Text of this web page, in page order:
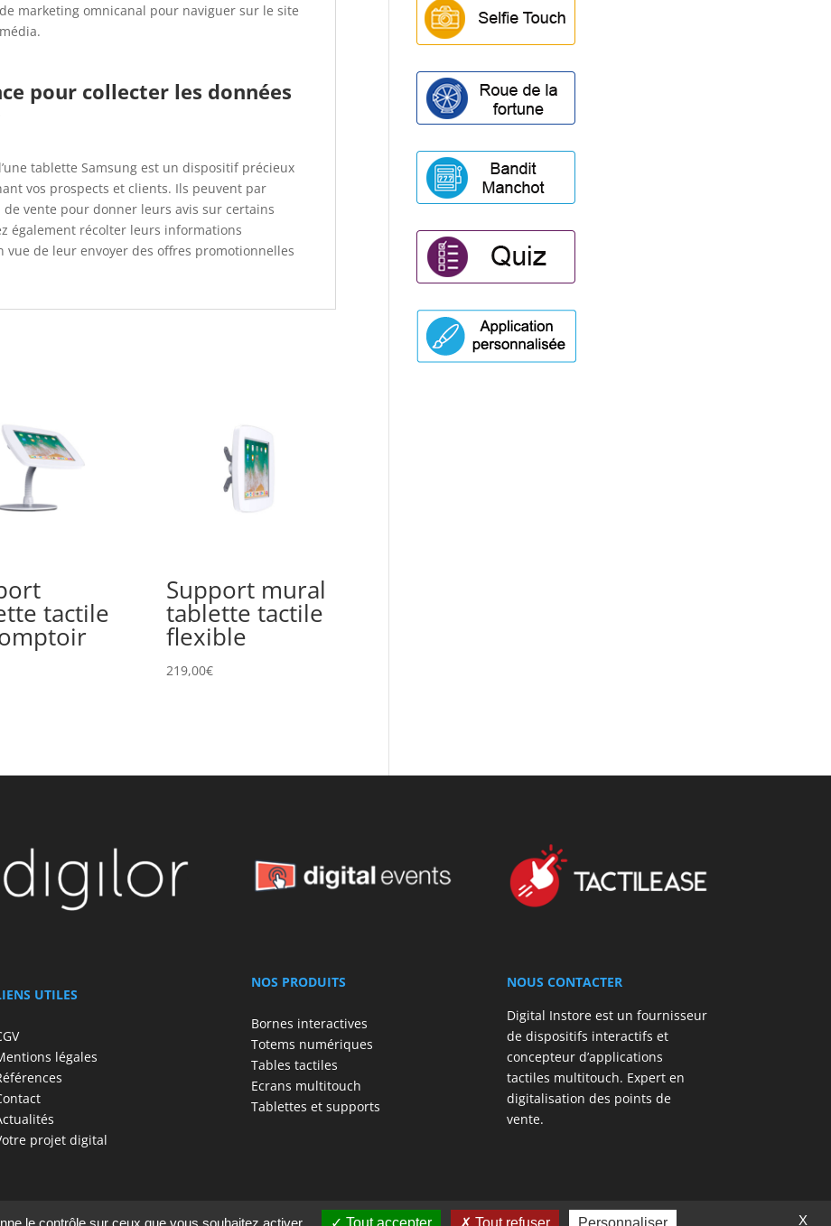
marketing omnicanal pour naviguer sur le site
pour collecter les données
tablette Samsung est un dispositif précieux
vos prospects et clients. Ils peuvent par
vente pour donner leurs avis sur certains
également récolter leurs informations
de leur envoyer des offres promotionnelles
tactile
Support mural
tablette tactile
flexible
219,00€
UTILES
légales
projet digital
NOS PRODUITS
Bornes interactives
Totems numériques
Tables tactiles
Ecrans multitouch
Tablettes et supports
NOUS CONTACTER
Digital Instore est un fournisseur
de dispositifs interactifs et
concepteur d’applications
tactiles multitouch. Expert en
digitalisation des points de
vente.
X
le contrôle sur ceux que vous souhaitez activer Tout accepter Tout refuser Personnaliser